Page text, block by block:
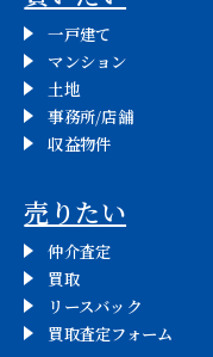
ナ
ビ
ゲ
シ
ョ
ン
一戸建て
マンション
土地
事務所/店舗
収益物件
売りたい
仲介査定
買取
リースバック
買取査定フォーム